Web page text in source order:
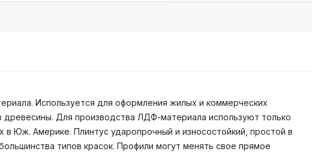
Используется для оформления жилых и коммерческих
древесины. Для производства ЛДФ-материала используют только
Юж. Америке. Плинтус ударопрочный и износостойкий, простой в
типов красок. Профили могут менять свое прямое